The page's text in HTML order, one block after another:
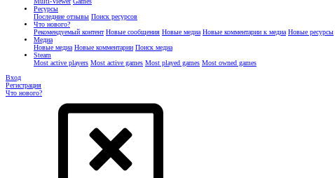
Ресурсы
Последние отзывы Поиск ресурсов
Что нового?
Рекомендуемый контент Новые сообщения Новые медиа Новые комментарии к медиа Новые ресурсы
Медиа
Новые медиа Новые комментарии Поиск медиа
Steam
Most active players Most active games Most played games Most owned games
Вход
Регистрация
Что нового?